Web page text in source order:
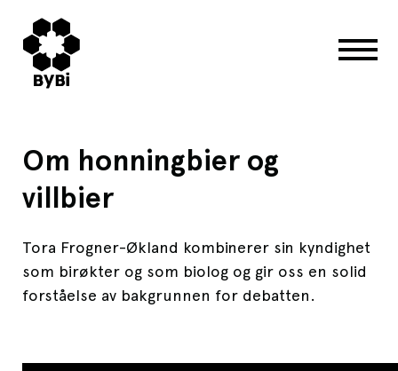
Om honningbier og
villbier
Tora Frogner-Økland kombinerer sin kyndighet
som birøkter og som biolog og gir oss en solid
forståelse av bakgrunnen for debatten.